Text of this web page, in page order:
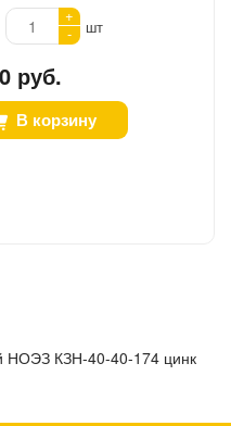
+
-
шт
руб.
В корзину
НОЭЗ КЗН-40-40-174 цинк